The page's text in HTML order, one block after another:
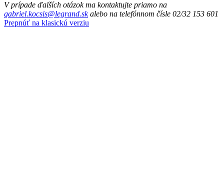
V prípade ďalších otázok ma kontaktujte priamo na
gabriel.kocsis@legrand.skalebo na telefónnom čísle 02/32 153 601
Prepnúť na klasickú verziu